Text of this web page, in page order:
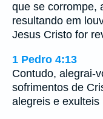
que se corrompe,
resultando em
Jesus Cristo for
1 Pedro 4:13
Contudo, alegrai-
sofrimentos de
alegreis e